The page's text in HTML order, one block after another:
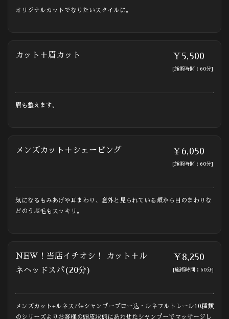
オリジナルカットでなりたいスタイルに。
カット＋眉カット ￥5,500
[施術時間：60分]
眉も整えます。
メンズカット＋シェービング ￥6,050
[施術時間：60分]
気になるもみあげや耳まわり、意外と見られている頬から目のまわりな
どのうぶ毛もスッキリ。
NEW！当店イチオシ！ カット＋ル
ネヘッドスパ(20分)
￥8,250
[施術時間：60分]
メンズカット+ルネスパ+シャンプーブロー込・ルネフルトレール10種類
のシリーズよりお客様の頭皮状態にあわせたシャンプーでマッサージし